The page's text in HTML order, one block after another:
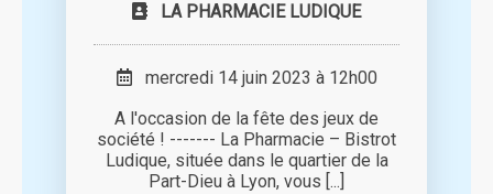
LA PHARMACIE LUDIQUE
mercredi 14 juin 2023 à 12h00
A l'occasion de la fête des jeux de
société ! ------- La Pharmacie – Bistrot
Ludique, située dans le quartier de la
Part-Dieu à Lyon, vous [...]